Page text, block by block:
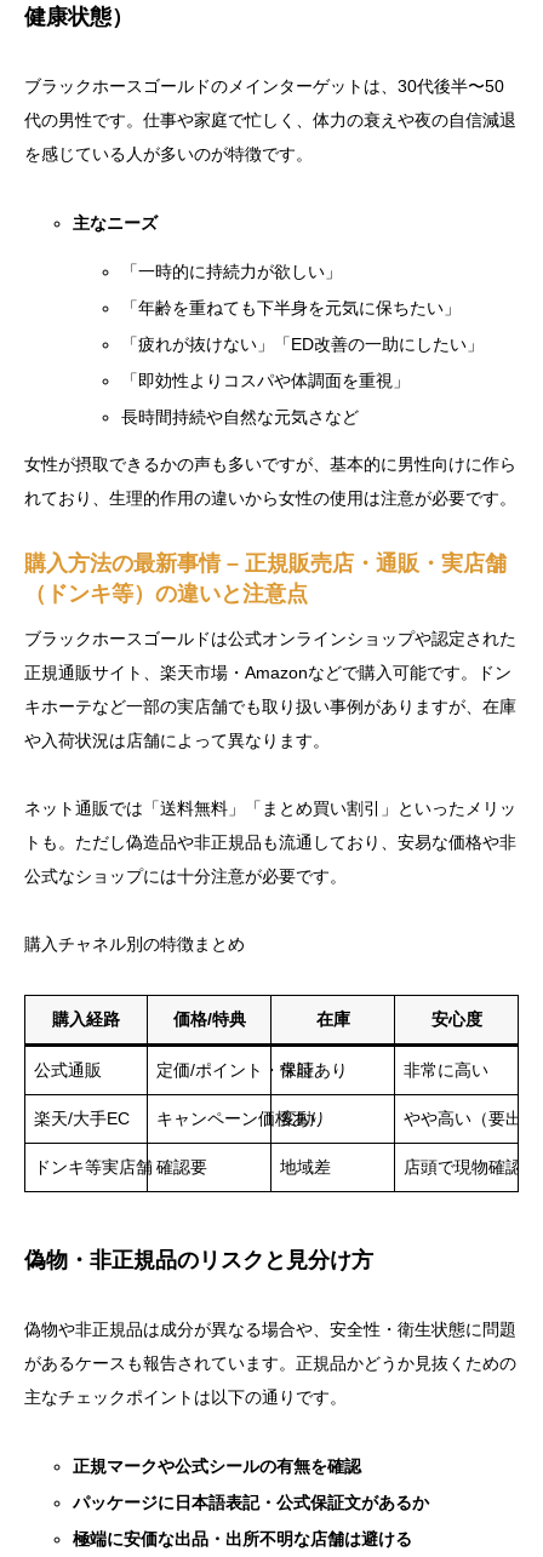
健康状態）
ブラックホースゴールドのメインターゲットは、30代後半〜50
代の男性です。仕事や家庭で忙しく、体力の衰えや夜の自信減退
を感じている人が多いのが特徴です。
主なニーズ
「一時的に持続力が欲しい」
「年齢を重ねても下半身を元気に保ちたい」
「疲れが抜けない」「ED改善の一助にしたい」
「即効性よりコスパや体調面を重視」
長時間持続や自然な元気さなど
女性が摂取できるかの声も多いですが、基本的に男性向けに作ら
れており、生理的作用の違いから女性の使用は注意が必要です。
購入方法の最新事情 – 正規販売店・通販・実店舗
（ドンキ等）の違いと注意点
ブラックホースゴールドは公式オンラインショップや認定された
正規通販サイト、楽天市場・Amazonなどで購入可能です。ドン
キホーテなど一部の実店舗でも取り扱い事例がありますが、在庫
や入荷状況は店舗によって異なります。
ネット通販では「送料無料」「まとめ買い割引」といったメリッ
トも。ただし偽造品や非正規品も流通しており、安易な価格や非
公式なショップには十分注意が必要です。
購入チャネル別の特徴まとめ
購入経路 価格/特典 在庫 安心度
公式通販 定価/ポイント・保証あり
常時 非常に高い
楽天/大手EC キャンペーン価格あり
変動 やや高い（要出
ドンキ等実店舗確認要 地域差 店頭で現物確認可
偽物・非正規品のリスクと見分け方
偽物や非正規品は成分が異なる場合や、安全性・衛生状態に問題
があるケースも報告されています。正規品かどうか見抜くための
主なチェックポイントは以下の通りです。
正規マークや公式シールの有無を確認
パッケージに日本語表記・公式保証文があるか
極端に安価な出品・出所不明な店舗は避ける